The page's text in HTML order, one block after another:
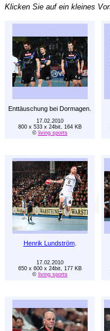
Klicken Sie auf ein kleines
Enttäuschung bei Dormagen.
17.02.2010
800 x 533 x 24bit, 164 KB
© living sports
Henrik Lundström.
17.02.2010
650 x 600 x 24bit, 177 KB
© living sports